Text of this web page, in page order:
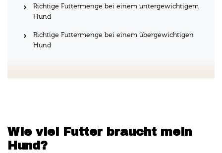
Richtige Futtermenge bei einem untergewichtigem
Hund
Richtige Futtermenge bei einem übergewichtigen
Hund
Wie viel Futter braucht mein
Hund?